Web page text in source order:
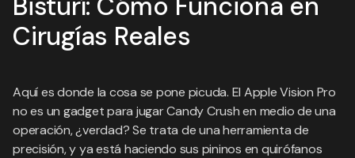
Cirugías Reales
Aquí es donde la cosa se pone picuda. El Apple Vision Pro
no es un gadget para jugar Candy Crush en medio de una
operación, ¿verdad? Se trata de una herramienta de
precisión, y ya está haciendo sus pininos en quirófanos